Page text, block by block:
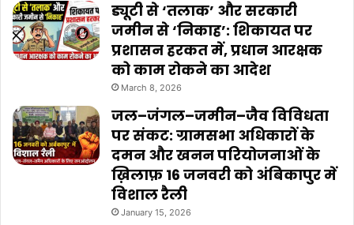
ड्यूटी से ‘तलाक’ और सरकारी
जमीन से ‘निकाह’: शिकायत पर
प्रशासन हरकत में, प्रधान आरक्षक
को काम रोकने का आदेश
March 8, 2026
जल–जंगल–जमीन–जैव विविधता
पर संकट: ग्रामसभा अधिकारों के
दमन और खनन परियोजनाओं के
ख़िलाफ़ 16 जनवरी को अंबिकापुर में
विशाल रैली
January 15, 2026